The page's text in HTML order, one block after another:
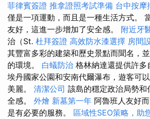
菲律賓簽證 推拿證照考試準備 台中按摩
僅是一項運動，而且是一種生活方式。
友好，這進一步增加了安全感。 附近牙
治（St. 杜拜簽證 高效防水漆選擇 房間
其豐富多彩的建築和歷史景點而聞名，
的環境。 白蟻防治 格林納達還提供許多
埃丹國家公園和安南代爾瀑布，遊客可
美麗。 清潔公司 該島的穩定政治局勢
全感。 外燴 新墓第一年 阿魯班人友好
是有必要的服務。 區域性SEO策略，助